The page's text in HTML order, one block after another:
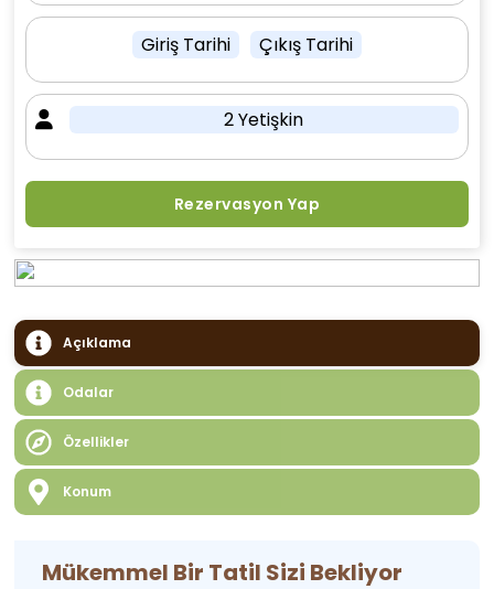
Giriş Tarihi Çıkış Tarihi
2 Yetişkin
Rezervasyon Yap
Açıklama
Odalar
Özellikler
Konum
Mükemmel Bir Tatil Sizi Bekliyor